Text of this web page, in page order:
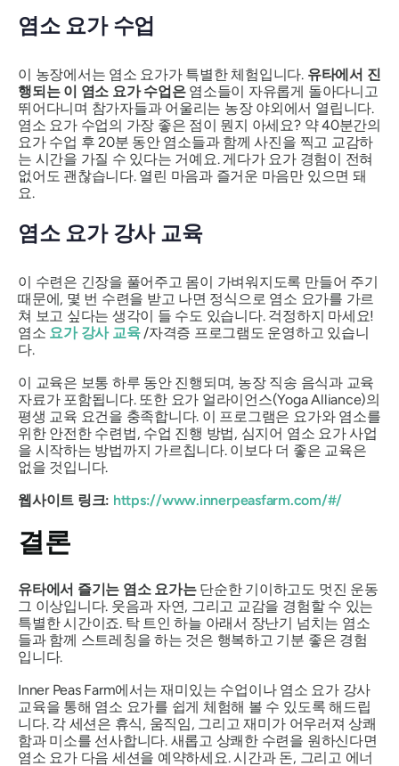
염소 요가 수업
이 농장에서는 염소 요가가 특별한 체험입니다. 유타에서 진
행되는 이 염소 요가 수업은 염소들이 자유롭게 돌아다니고
뛰어다니며 참가자들과 어울리는 농장 야외에서 열립니다.
염소 요가 수업의 가장 좋은 점이 뭔지 아세요? 약 40분간의
요가 수업 후 20분 동안 염소들과 함께 사진을 찍고 교감하
는 시간을 가질 수 있다는 거예요. 게다가 요가 경험이 전혀
없어도 괜찮습니다. 열린 마음과 즐거운 마음만 있으면 돼
요.
염소 요가 강사 교육
이 수련은 긴장을 풀어주고 몸이 가벼워지도록 만들어 주기
때문에, 몇 번 수련을 받고 나면 정식으로 염소 요가를 가르
쳐 보고 싶다는 생각이 들 수도 있습니다. 걱정하지 마세요!
염소 요가 강사 교육/자격증 프로그램도 운영하고 있습니
다.
이 교육은 보통 하루 동안 진행되며, 농장 직송 음식과 교육
자료가 포함됩니다. 또한 요가 얼라이언스(Yoga Alliance)의
평생 교육 요건을 충족합니다. 이 프로그램은 요가와 염소를
위한 안전한 수련법, 수업 진행 방법, 심지어 염소 요가 사업
을 시작하는 방법까지 가르칩니다. 이보다 더 좋은 교육은
없을 것입니다.
웹사이트 링크: https://www.innerpeasfarm.com/#/
결론
유타에서 즐기는 염소 요가는단순한 기이하고도 멋진 운동
그 이상입니다. 웃음과 자연, 그리고 교감을 경험할 수 있는
특별한 시간이죠. 탁 트인 하늘 아래서 장난기 넘치는 염소
들과 함께 스트레칭을 하는 것은 행복하고 기분 좋은 경험
입니다.
Inner Peas Farm에서는 재미있는 수업이나 염소 요가 강사
교육을 통해 염소 요가를 쉽게 체험해 볼 수 있도록 해드립
니다. 각 세션은 휴식, 움직임, 그리고 재미가 어우러져 상쾌
함과 미소를 선사합니다. 새롭고 상쾌한 수련을 원하신다면
염소 요가 다음 세션을 예약하세요. 시간과 돈, 그리고 에너